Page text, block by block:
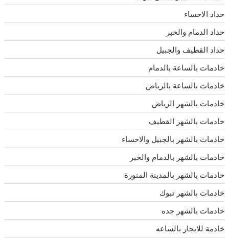
حداد الاحساء
حداد الدمام والخبر
حداد القطيف والجبيل
خادمات بالساعة بالدمام
خادمات بالساعة بالرياض
خادمات بالشهر الرياض
خادمات بالشهر القطيف
خادمات بالشهر بالجبيل والاحساء
خادمات بالشهر بالدمام والخبر
خادمات بالشهر بالمدينة المنورة
خادمات بالشهر تبوك
خادمات بالشهر جده
خادمة للايجار بالساعه